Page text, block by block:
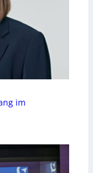
im